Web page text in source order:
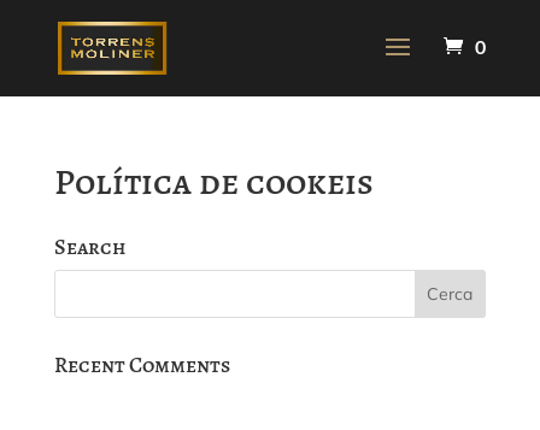
0
Política de cookeis
Search
Recent Comments